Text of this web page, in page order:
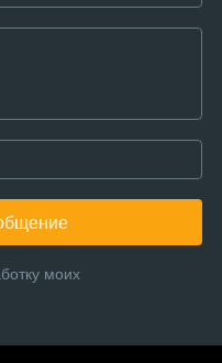
моих